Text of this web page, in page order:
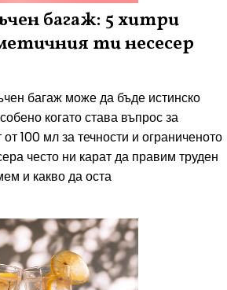
багаж: 5 хитри
ти несесер
багаж може да бъде истинско
когато става въпрос за
100 мл за течности и ограниченото
често ни карат да правим труден
и какво да оста